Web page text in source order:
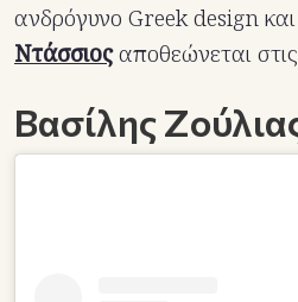
ανδρόγυνο Greek design
Ντάσσιοςαποθεώνεται στις
Βασίλης